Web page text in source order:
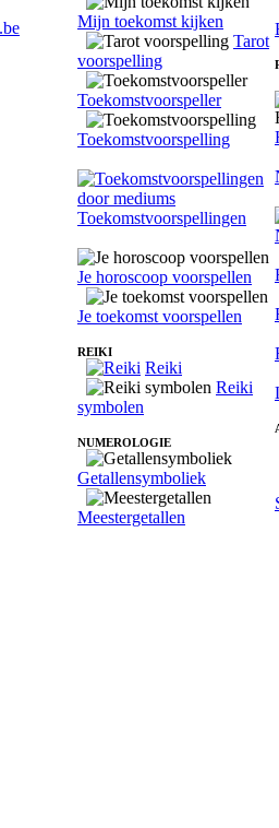
Mijn toekomst kijken
Tarot
voorspelling
Toekomstvoorspeller
Toekomstvoorspelling
Toekomstvoorspellingen
Je horoscoop voorspellen
Je toekomst voorspellen
REIKI
Reiki
Reiki
symbolen
NUMEROLOGIE
Getallensymboliek
Meestergetallen